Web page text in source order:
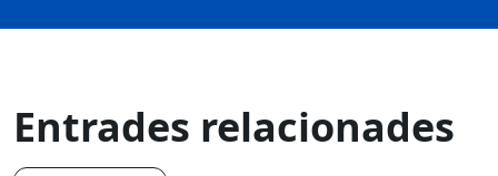
Entrades relacionades